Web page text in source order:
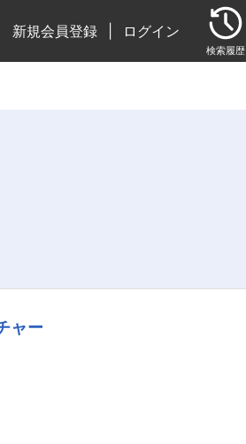
新規会員登録 ログイン
検索履歴
ャー